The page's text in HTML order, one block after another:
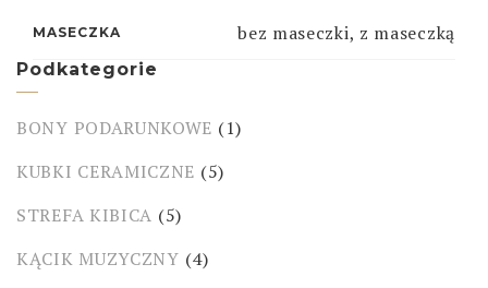
MASECZKA bez maseczki, z maseczką
Podkategorie
BONY PODARUNKOWE (1)
KUBKI CERAMICZNE (5)
STREFA KIBICA (5)
KĄCIK MUZYCZNY (4)